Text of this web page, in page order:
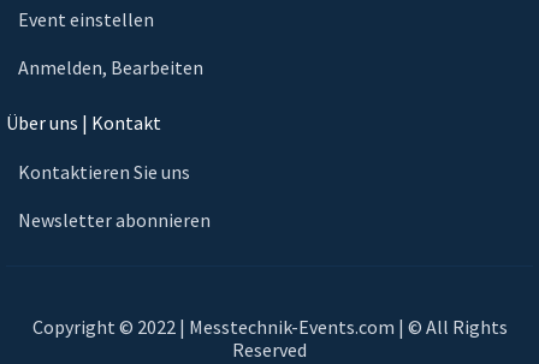
Event einstellen
Anmelden, Bearbeiten
Über uns | Kontakt
Kontaktieren Sie uns
Newsletter abonnieren
Copyright © 2022 | Messtechnik-Events.com | © All Rights
Reserved